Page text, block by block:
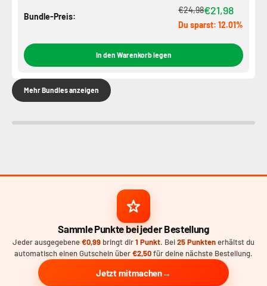
Bundle-Preis:
€24,98€21,98
Du sparst: 12.01%
In den Warenkorb legen
Mehr Bundles anzeigen
Sammle Punkte bei jeder Bestellung
Jeder ausgegebene€0,99 bringt dir1 Punkt. Bei25 Punktenerhältst du
automatisch einen Gutschein über€2,50für deine nächste Bestellung.
Jetzt mitmachen